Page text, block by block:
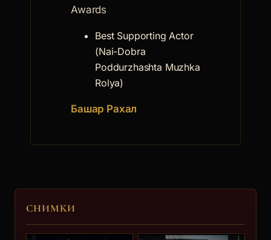
Силвия Алексиева
Василен Антонова
Адриян Асенов
Awards
Best Supporting Actor
(Nai-Dobra
Poddurzhashta Muzhka
Rolya)
Башар Рахал
СНИМКИ